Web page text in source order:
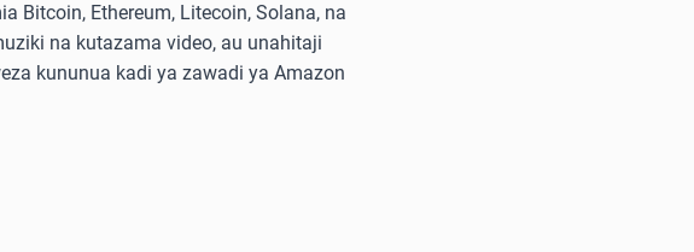
Bitcoin, Ethereum, Litecoin, Solana, na
na kutazama video, au unahitaji
kununua kadi ya zawadi ya Amazon